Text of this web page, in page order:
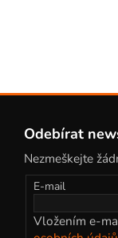
Odebírat
Nezmeškejte
E-mail
Vložením e-